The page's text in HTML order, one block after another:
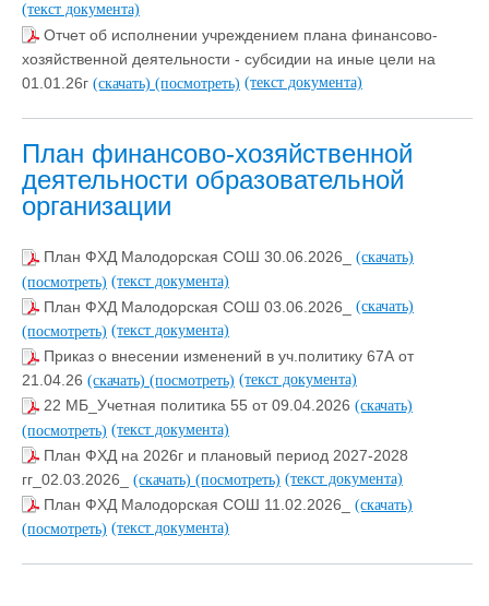
(текст документа)
Отчет об исполнении учреждением плана финансово-
хозяйственной деятельности - субсидии на иные цели на
01.01.26г (скачать) (посмотреть) (текст документа)
План финансово-хозяйственной
деятельности образовательной
организации
План ФХД Малодорская СОШ 30.06.2026_ (скачать)
(посмотреть) (текст документа)
План ФХД Малодорская СОШ 03.06.2026_ (скачать)
(посмотреть) (текст документа)
Приказ о внесении изменений в уч.политику 67А от
21.04.26 (скачать) (посмотреть) (текст документа)
22 МБ_Учетная политика 55 от 09.04.2026 (скачать)
(посмотреть) (текст документа)
План ФХД на 2026г и плановый период 2027-2028
гг_02.03.2026_ (скачать) (посмотреть) (текст документа)
План ФХД Малодорская СОШ 11.02.2026_ (скачать)
(посмотреть) (текст документа)